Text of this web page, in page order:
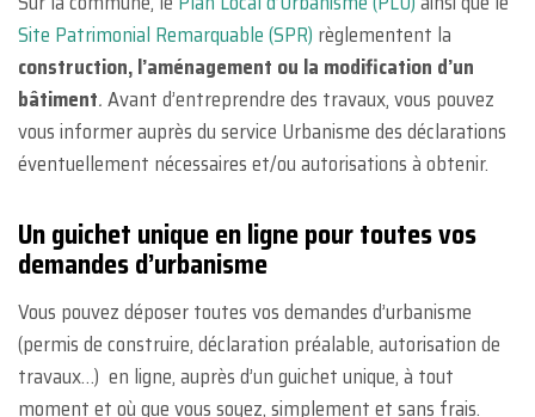
Site Patrimonial Remarquable (SPR) règlementent la
construction, l’aménagement ou la modification d’un
bâtiment.Avant d’entreprendre des travaux, vous pouvez
vous informer auprès du service Urbanisme des déclarations
éventuellement nécessaires et/ou autorisations à obtenir.
Un guichet unique en ligne pour toutes vos
demandes d’urbanisme
Vous pouvez déposer toutes vos demandes d’urbanisme
(permis de construire, déclaration préalable, autorisation de
travaux…) en ligne, auprès d’un guichet unique, à tout
moment et où que vous soyez, simplement et sans frais.